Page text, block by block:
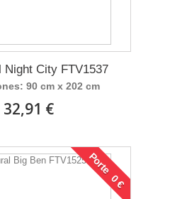
Night City FTV1537
90 cm x 202 cm
32,91 €
Porte 0 €